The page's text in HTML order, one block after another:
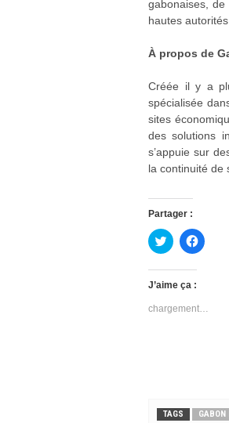
gabonaises,
hautes
À propos de
Créée il y a
spécialisée
sites
des solutions
s’appuie sur
la continuité de
Partager :
C
l
q
u
e
p
e
C
l
p
e
J’aime ça :
chargement…
TAGS GABON